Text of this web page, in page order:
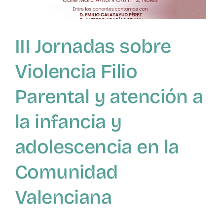
infancia
en
la
Comunidad
Valenciana
III Jornadas sobre
Violencia Filio
Parental y atención a
la infancia y
adolescencia en la
Comunidad
Valenciana